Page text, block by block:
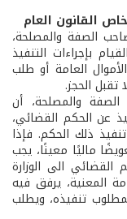
القانون العام
الصفة والمصلحة،
بإجراءات التنفيذ
العامة أو طلب
تقبل الحجز.
والمصلحة، أن
عن الحكم القضائي،
ذلك الحكم. فإذا
ماليًا معينًا، يجب
الى الوزارة
المعنية، يرفق فيه
تنفيذه، ويطلب